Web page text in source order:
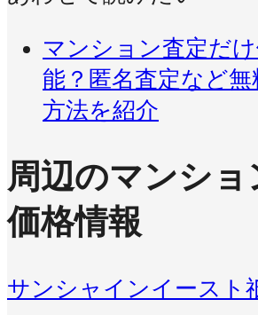
マンション査定だ
能？匿名査定など
方法を紹介
周辺のマンショ
価格情報
サンシャインイースト